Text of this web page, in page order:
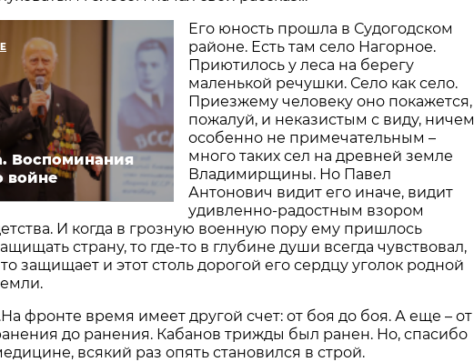
Воспоминания
войне
Его юность прошла в Судогодском
районе. Есть там село Нагорное.
Приютилось у леса на берегу
маленькой речушки. Село как село.
Приезжему человеку оно покажется,
пожалуй, и неказистым с виду, ничем
особенно не примечательным –
много таких сел на древней земле
Владимирщины. Но Павел
Антонович видит его иначе, видит
удивленно-радостным взором
И когда в грозную военную пору ему пришлось
страну, то где-то в глубине души всегда чувствовал,
защищает и этот столь дорогой его сердцу уголок родной
фронте время имеет другой счет: от боя до боя. А еще – от
до ранения. Кабанов трижды был ранен. Но, спасибо
всякий раз опять становился в строй.